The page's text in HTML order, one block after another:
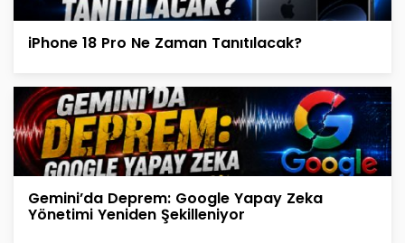
iPhone 18 Pro Ne Zaman Tanıtılacak?
Gemini’da Deprem: Google Yapay Zeka
Yönetimi Yeniden Şekilleniyor